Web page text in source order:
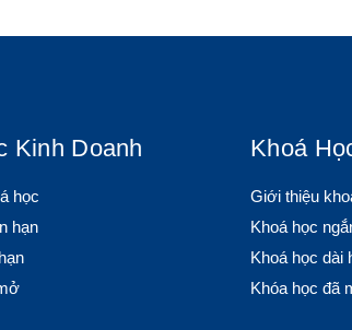
Kinh Doanh
học
hạn
Khoá
Giới thiệu
Khoá học
Khoá học dài
Khóa học đã